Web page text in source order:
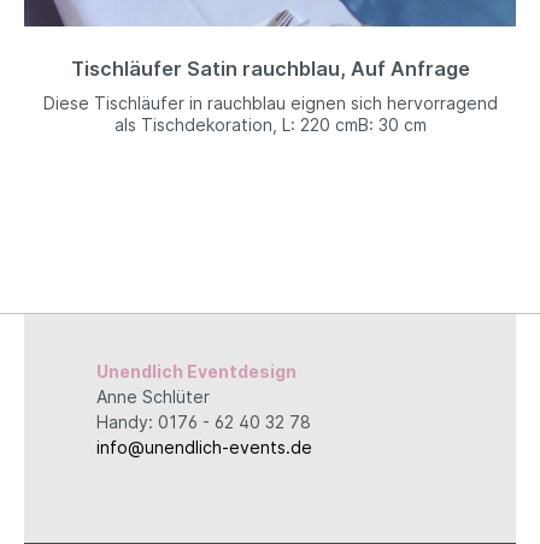
Tischläufer Satin rauchblau, Auf Anfrage
Diese Tischläufer in rauchblau eignen sich hervorragend
als Tischdekoration, L: 220 cmB: 30 cm
Unendlich Eventdesign
Anne Schlüter
Handy: 0176 - 62 40 32 78
info@unendlich-events.de